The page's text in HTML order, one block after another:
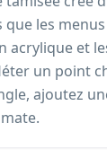
que les
acrylique et
un point
ajoutez